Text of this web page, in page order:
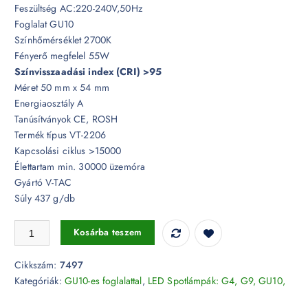
Feszültség AC:220-240V,50Hz
Foglalat GU10
Színhőmérséklet 2700K
Fényerő megfelel 55W
Színvisszaadási index (CRI) >95
Méret 50 mm x 54 mm
Energiaosztály A
Tanúsítványok CE, ROSH
Termék típus VT-2206
Kapcsolási ciklus >15000
Élettartam min. 30000 üzemóra
Gyártó V-TAC
Súly 437 g/db
6W LED spotlámpa CRI>95 GU10 110° 2700K - 7497 mennyiség
Kosárba teszem
Cikkszám: 7497
Kategóriák: GU10-es foglalattal, LED Spotlámpák: G4, G9, GU10,